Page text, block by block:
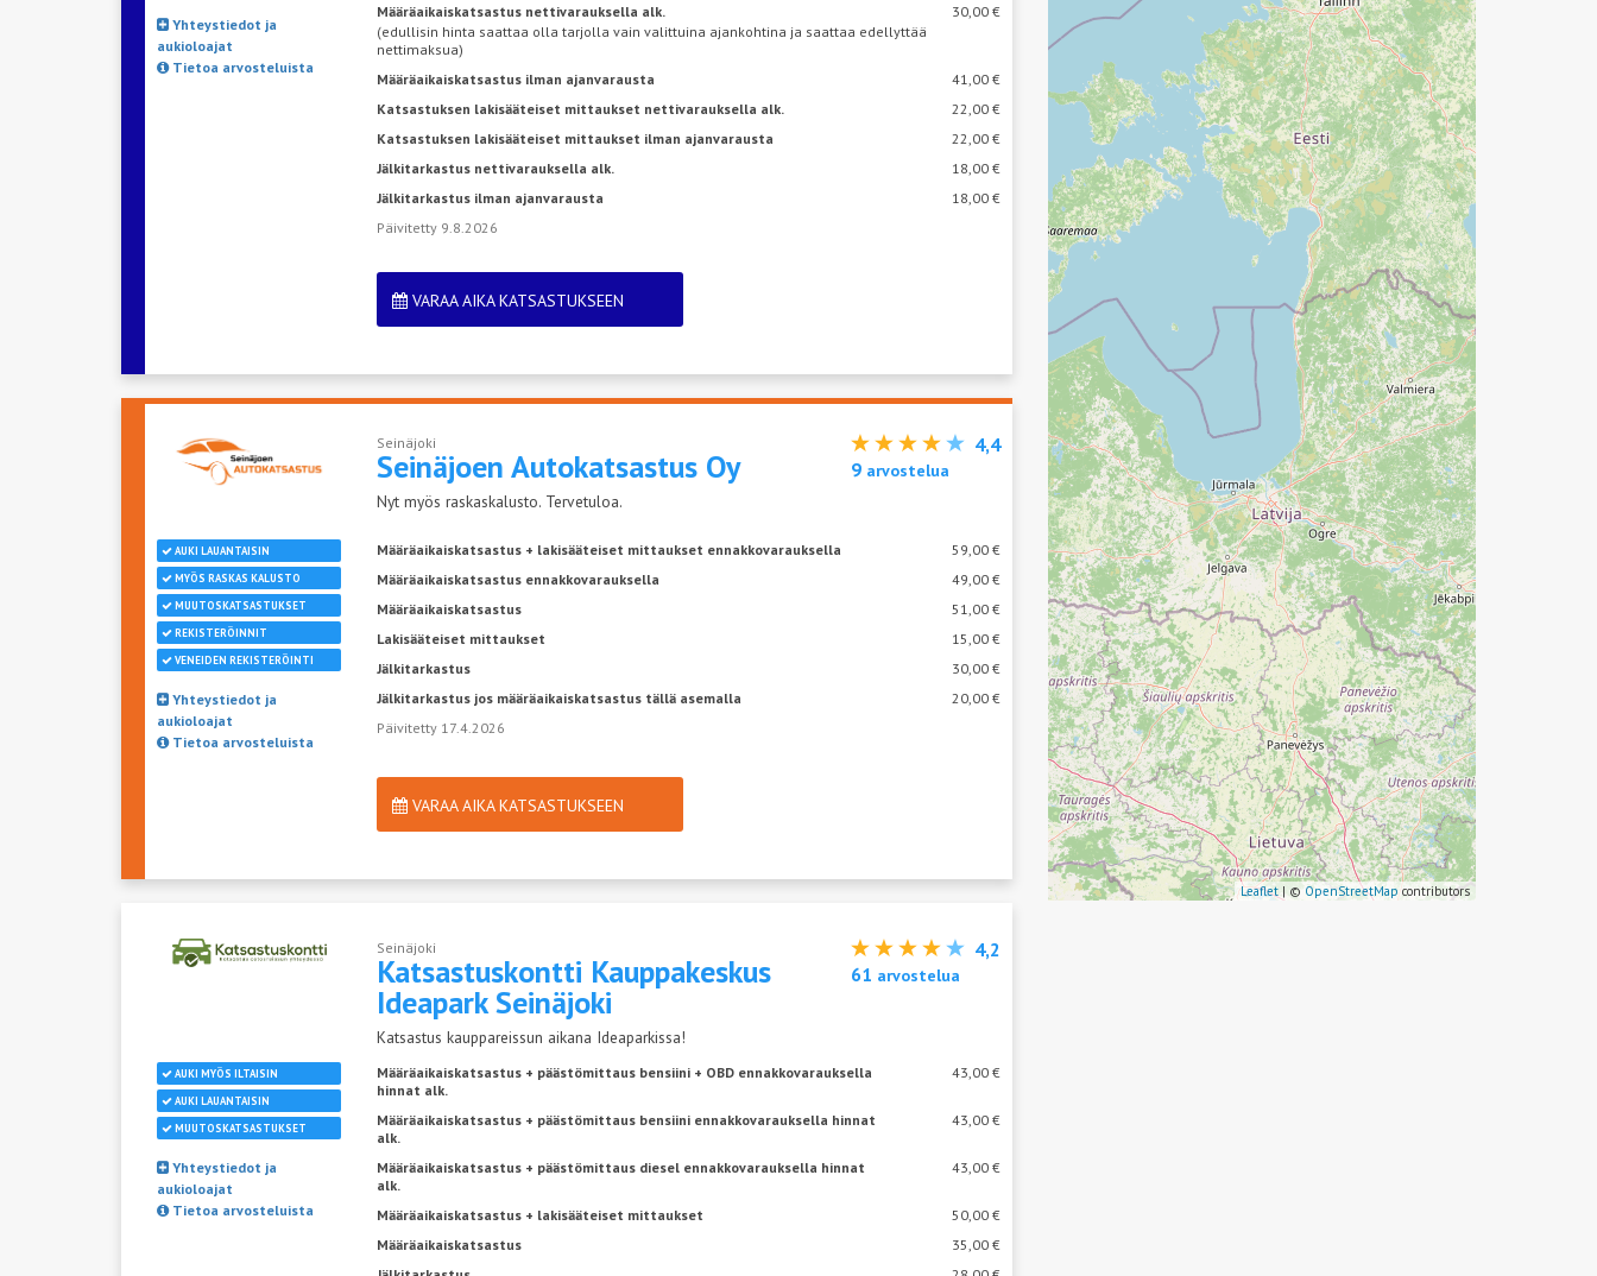
Leaflet | © OpenStreetMap contributors
Yhteystiedot ja
aukioloajat
Tietoa arvosteluista
Määräaikaiskatsastus nettivarauksella alk.
30,00 €
(edullisin hinta saattaa olla tarjolla vain valittuina ajankohtina ja saattaa edellyttää
nettimaksua)
Määräaikaiskatsastus ilman ajanvarausta
41,00 €
Katsastuksen lakisääteiset mittaukset nettivarauksella alk.
22,00 €
Katsastuksen lakisääteiset mittaukset ilman ajanvarausta
22,00 €
Jälkitarkastus nettivarauksella alk.
18,00 €
Jälkitarkastus ilman ajanvarausta
18,00 €
Päivitetty 9.8.2026
VARAA AIKA KATSASTUKSEEN
Seinäjoki
Seinäjoen Autokatsastus Oy
Nyt myös raskaskalusto. Tervetuloa.
4,4
9 arvostelua
AUKI LAUANTAISIN
MYÖS RASKAS KALUSTO
MUUTOSKATSASTUKSET
REKISTERÖINNIT
VENEIDEN REKISTERÖINTI
Yhteystiedot ja
aukioloajat
Tietoa arvosteluista
Määräaikaiskatsastus + lakisääteiset mittaukset ennakkovarauksella
59,00 €
Määräaikaiskatsastus ennakkovarauksella
49,00 €
Määräaikaiskatsastus
51,00 €
Lakisääteiset mittaukset
15,00 €
Jälkitarkastus
30,00 €
Jälkitarkastus jos määräaikaiskatsastus tällä asemalla
20,00 €
Päivitetty 17.4.2026
VARAA AIKA KATSASTUKSEEN
Seinäjoki
Katsastuskontti Kauppakeskus
IdeaparkSeinäjoki
Katsastus kauppareissun aikana Ideaparkissa!
4,2
61 arvostelua
AUKI MYÖS ILTAISIN
AUKI LAUANTAISIN
MUUTOSKATSASTUKSET
Yhteystiedot ja
aukioloajat
Tietoa arvosteluista
Määräaikaiskatsastus + päästömittaus bensiini + OBD ennakkovarauksella
hinnat alk.
43,00 €
Määräaikaiskatsastus + päästömittaus bensiini ennakkovarauksella hinnat
alk.
43,00 €
Määräaikaiskatsastus + päästömittaus diesel ennakkovarauksella hinnat
alk.
43,00 €
Määräaikaiskatsastus + lakisääteiset mittaukset
50,00 €
Määräaikaiskatsastus
35,00 €